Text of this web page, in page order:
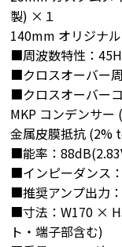
製) ×１
140mm オリジナ
■周波数特性：
■クロスオーバー
■クロスオーバー
MKP コンデンサ
金属皮膜抵抗
■能率：
■インピーダンス
■推奨アンプ出力
■寸法：W170 ×
ト・端子部含む)